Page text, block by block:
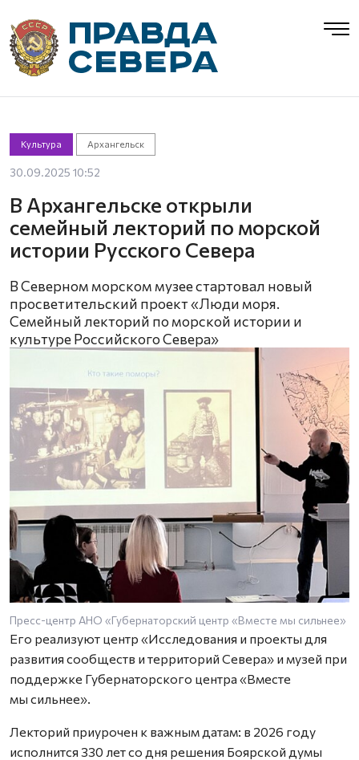
Культура Архангельск
30.09.2025 10:52
В Архангельске открыли
семейный лекторий по морской
истории Русского Севера
В Северном морском музее стартовал новый
просветительский проект «Люди моря.
Семейный лекторий по морской истории и
культуре Российского Севера»
Пресс-центр АНО «Губернаторский центр «Вместе мы сильнее»
Его реализуют центр «Исследования и проекты для
развития сообществ и территорий Севера» и музей при
поддержке Губернаторского центра «Вместе
мы сильнее».
Лекторий приурочен к важным датам: в 2026 году
исполнится 330 лет со дня решения Боярской думы